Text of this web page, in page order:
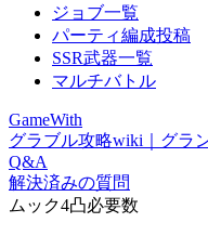
ジョブ一覧
パーティ編成投稿
SSR武器一覧
マルチバトル
GameWith
グラブル攻略wiki｜グラ
Q&A
解決済みの質問
ムック4凸必要数